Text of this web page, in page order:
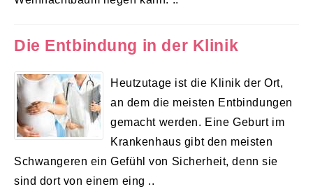
Die Entbindung in der Klinik
Heutzutage ist die Klinik der Ort,
an dem die meisten Entbindungen
gemacht werden. Eine Geburt im
Krankenhaus gibt den meisten
Schwangeren ein Gefühl von Sicherheit, denn sie
sind dort von einem eing ..